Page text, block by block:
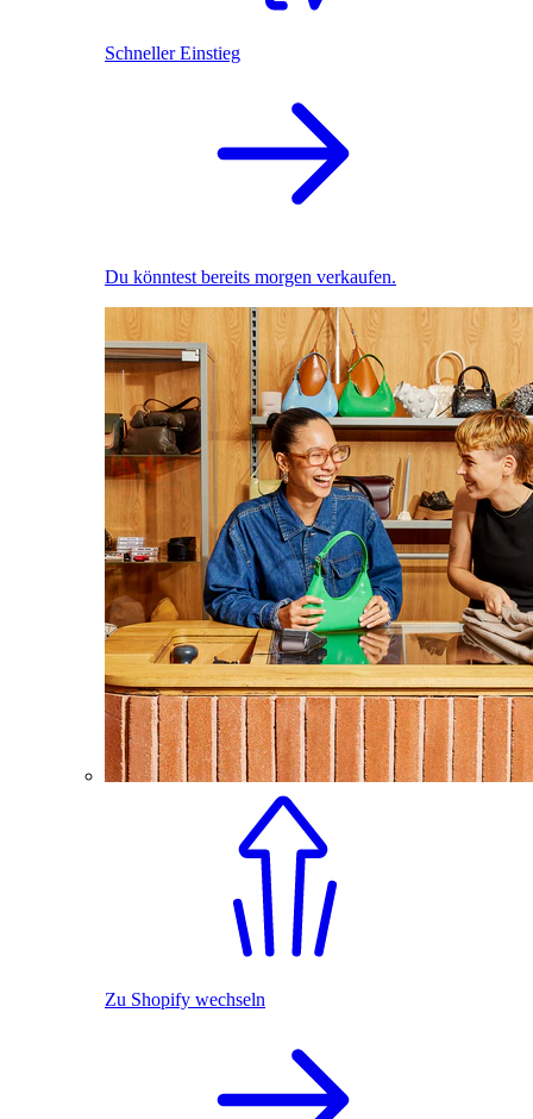
Schneller Einstieg
Du könntest bereits morgen verkaufen.
Zu Shopify wechseln